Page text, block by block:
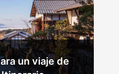
un viaje de